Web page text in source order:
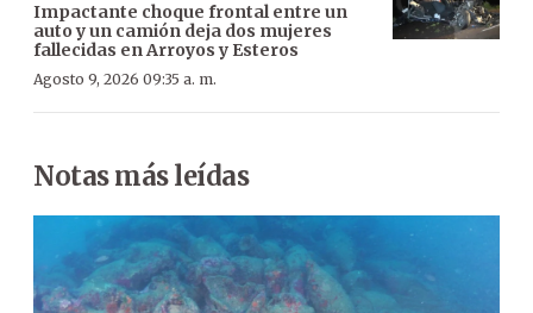
Impactante choque frontal entre un
auto y un camión deja dos mujeres
fallecidas en Arroyos y Esteros
Agosto 9, 2026 09:35 a. m.
Notas más leídas